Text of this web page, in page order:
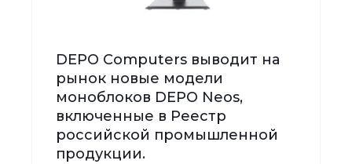
DEPO Computers выводит на
рынок новые модели
моноблоков DEPO Neos,
включенные в Реестр
российской промышленной
продукции.